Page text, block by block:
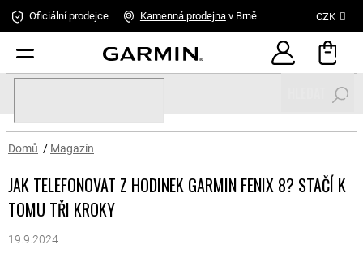
Oficiální prodejce Kamenná prodejnav Brně CZK
Domů / Magazín
JAK TELEFONOVAT Z HODINEK GARMIN FENIX 8? STAČÍ K
TOMU TŘI KROKY
19.9.2024